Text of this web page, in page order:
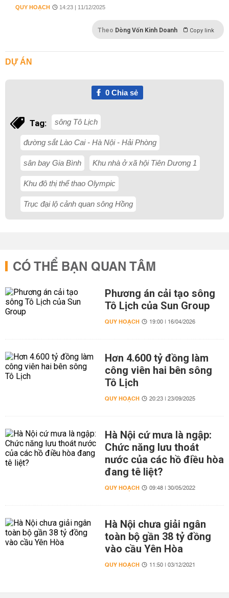
QUY HOẠCH 14:23 | 11/12/2025
Theo Dòng Vốn Kinh Doanh Copy link
DỰ ÁN
0Chia sẻ
Tag: sông Tô Lịch
đường sắt Lào Cai - Hà Nội - Hải Phòng
sân bay Gia Bình Khu nhà ở xã hội Tiên Dương 1
Khu đô thị thể thao Olympic
Trục đại lộ cảnh quan sông Hồng
CÓ THỂ BẠN QUAN TÂM
Phương án cải tạo sông
Tô Lịch của Sun Group
QUY HOẠCH 19:00 | 16/04/2026
Hơn 4.600 tỷ đồng làm
công viên hai bên sông
Tô Lịch
QUY HOẠCH 20:23 | 23/09/2025
Hà Nội cứ mưa là ngập:
Chức năng lưu thoát
nước của các hồ điều hòa
đang tê liệt?
QUY HOẠCH 09:48 | 30/05/2022
Hà Nội chưa giải ngân
toàn bộ gần 38 tỷ đồng
vào cầu Yên Hòa
QUY HOẠCH 11:50 | 03/12/2021